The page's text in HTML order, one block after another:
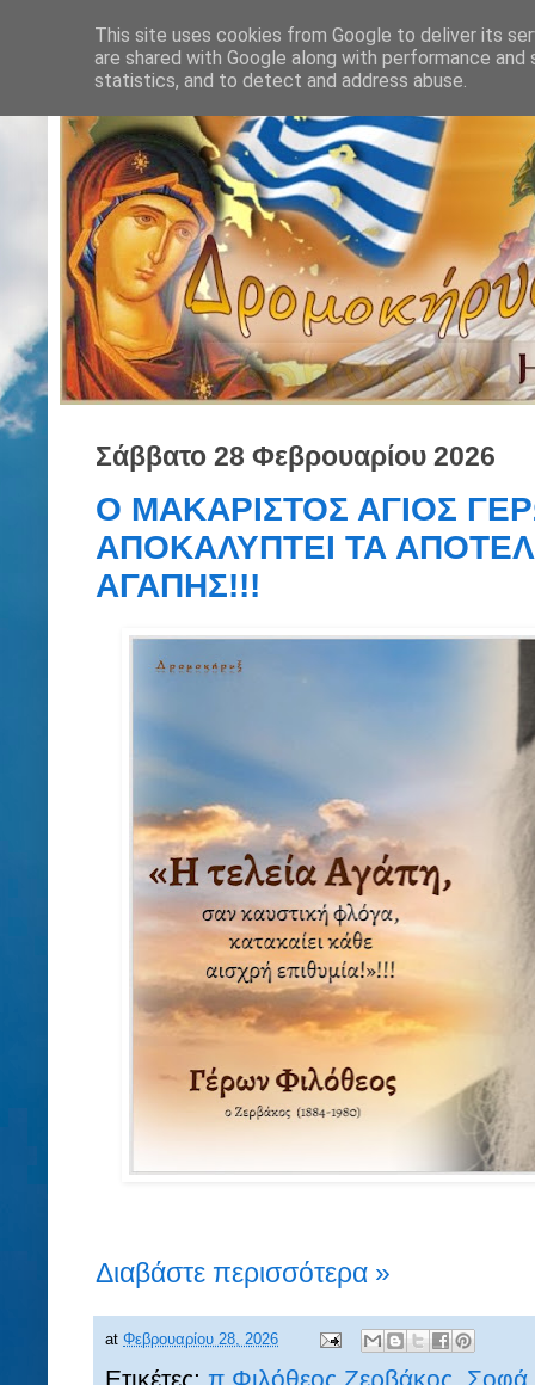
Σάββατο 28 Φεβρουαρίου 2026
Ο ΜΑΚΑΡΙΣΤΟΣ ΑΓΙΟΣ
ΑΠΟΚΑΛΥΠΤΕΙ ΤΑ
ΑΓΑΠΗΣ!!!
Διαβάστε περισσότερα »
at Φεβρουαρίου 28, 2026
Ετικέτες: π.Φιλόθεος Ζερβάκος, Σοφά
This site uses cookies from Google to deliver its
are shared with Google along with performance
statistics, and to detect and address abuse.